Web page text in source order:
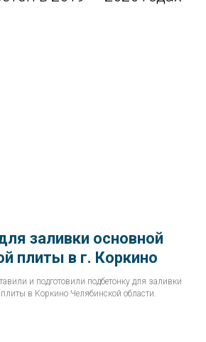
заливки основной
плиты в г. Коркино
и подготовили подбетонку для заливки
в Коркино Челябинской области.